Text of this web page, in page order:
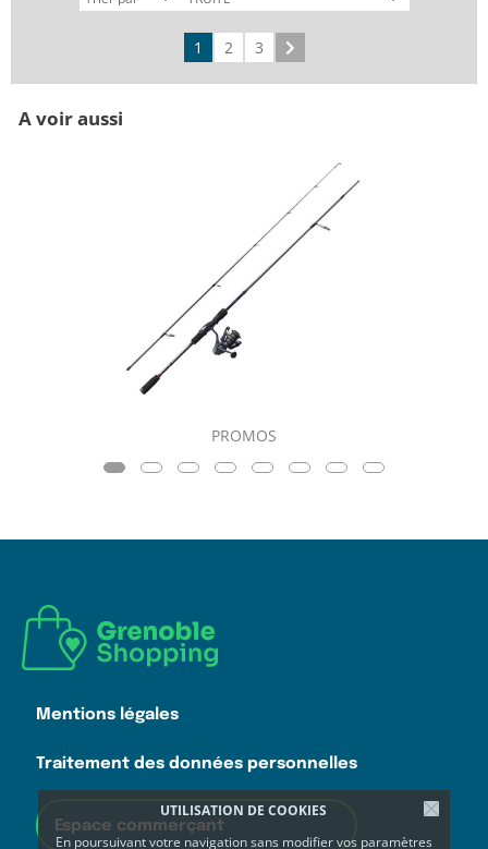
UTILISATION DE COOKIES
En poursuivant votre navigation sans modifier vos paramètres
1 2 3
A voir aussi
PROMOS
Mentions légales
Traitement des données personnelles
Espace commerçant